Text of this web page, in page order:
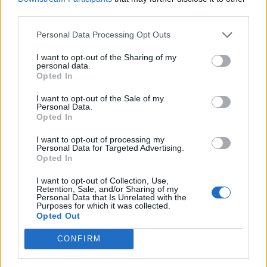
Personal Data Processing Opt Outs
I want to opt-out of the Sharing of my
personal data.
Opted In
I want to opt-out of the Sale of my
Personal Data.
Opted In
I want to opt-out of processing my
Personal Data for Targeted Advertising.
Opted In
I want to opt-out of Collection, Use,
Retention, Sale, and/or Sharing of my
Personal Data that Is Unrelated with the
Purposes for which it was collected.
Opted Out
CONFIRM